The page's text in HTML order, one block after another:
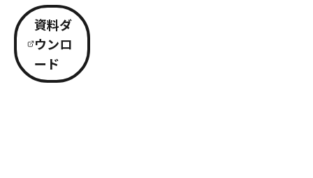
資料ダ
ウンロ
ード